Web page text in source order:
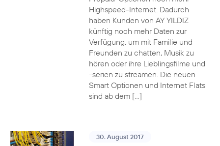
Highspeed-Internet. Dadurch
haben Kunden von AY YILDIZ
künftig noch mehr Daten zur
Verfügung, um mit Familie und
Freunden zu chatten, Musik zu
hören oder ihre Lieblingsfilme und
-serien zu streamen. Die neuen
Smart Optionen und Internet Flats
sind ab dem […]
30. August 2017